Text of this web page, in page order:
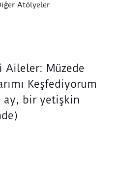
Atölyeler
Aileler: Müzede
Keşfediyorum
ay, bir yetişkin